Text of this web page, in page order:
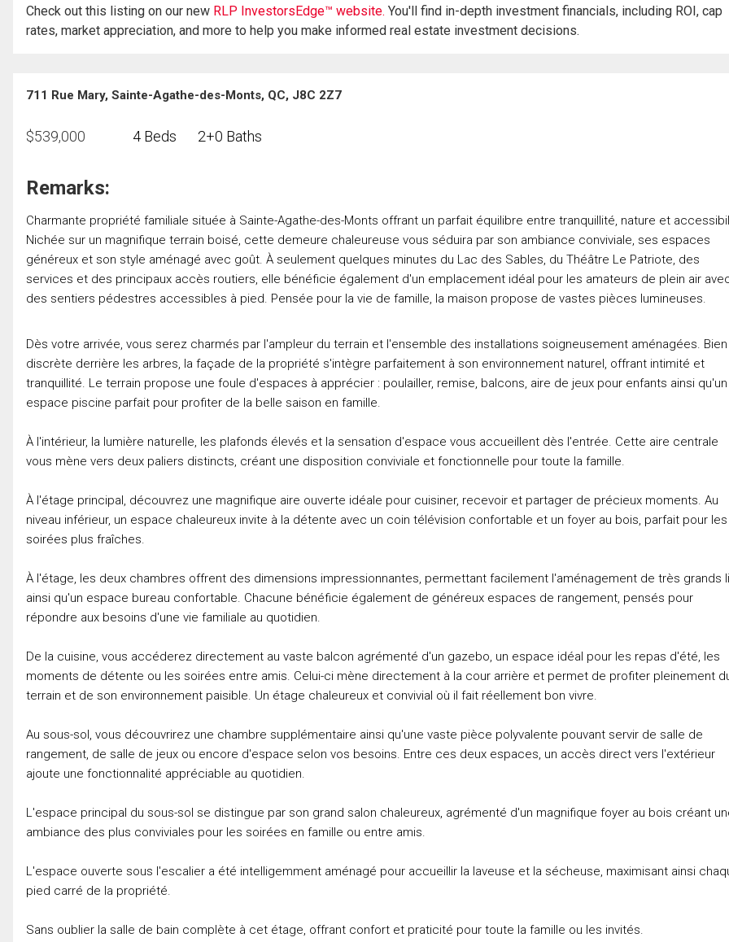
Check out this listing on our new RLP InvestorsEdge™ website. You'll find in-depth investment financials, including ROI, cap
rates, market appreciation, and more to help you make informed real estate investment decisions.
711 Rue Mary, Sainte-Agathe-des-Monts, QC, J8C 2Z7
$539,000 4 Beds 2+0 Baths
Remarks:
Charmante propriété familiale située à Sainte-Agathe-des-Monts offrant un parfait équilibre entre tranquillité, nature et
Nichée sur un magnifique terrain boisé, cette demeure chaleureuse vous séduira par son ambiance conviviale, ses espaces
généreux et son style aménagé avec goût. À seulement quelques minutes du Lac des Sables, du Théâtre Le Patriote, des
services et des principaux accès routiers, elle bénéficie également d'un emplacement idéal pour les amateurs de plein air
des sentiers pédestres accessibles à pied. Pensée pour la vie de famille, la maison propose de vastes pièces lumineuses.
Dès votre arrivée, vous serez charmés par l'ampleur du terrain et l'ensemble des installations soigneusement aménagées. Bien
discrète derrière les arbres, la façade de la propriété s'intègre parfaitement à son environnement naturel, offrant intimité et
tranquillité. Le terrain propose une foule d'espaces à apprécier : poulailler, remise, balcons, aire de jeux pour enfants ainsi qu'un
espace piscine parfait pour profiter de la belle saison en famille.
À l'intérieur, la lumière naturelle, les plafonds élevés et la sensation d'espace vous accueillent dès l'entrée. Cette aire centrale
vous mène vers deux paliers distincts, créant une disposition conviviale et fonctionnelle pour toute la famille.
À l'étage principal, découvrez une magnifique aire ouverte idéale pour cuisiner, recevoir et partager de précieux moments. Au
niveau inférieur, un espace chaleureux invite à la détente avec un coin télévision confortable et un foyer au bois, parfait pour les
soirées plus fraîches.
À l'étage, les deux chambres offrent des dimensions impressionnantes, permettant facilement l'aménagement de très grands
ainsi qu'un espace bureau confortable. Chacune bénéficie également de généreux espaces de rangement, pensés pour
répondre aux besoins d'une vie familiale au quotidien.
De la cuisine, vous accéderez directement au vaste balcon agrémenté d'un gazebo, un espace idéal pour les repas d'été, les
moments de détente ou les soirées entre amis. Celui-ci mène directement à la cour arrière et permet de profiter pleinement
terrain et de son environnement paisible. Un étage chaleureux et convivial où il fait réellement bon vivre.
Au sous-sol, vous découvrirez une chambre supplémentaire ainsi qu'une vaste pièce polyvalente pouvant servir de salle de
rangement, de salle de jeux ou encore d'espace selon vos besoins. Entre ces deux espaces, un accès direct vers l'extérieur
ajoute une fonctionnalité appréciable au quotidien.
L'espace principal du sous-sol se distingue par son grand salon chaleureux, agrémenté d'un magnifique foyer au bois créant
ambiance des plus conviviales pour les soirées en famille ou entre amis.
L'espace ouverte sous l'escalier a été intelligemment aménagé pour accueillir la laveuse et la sécheuse, maximisant ainsi
pied carré de la propriété.
Sans oublier la salle de bain complète à cet étage, offrant confort et praticité pour toute la famille ou les invités.